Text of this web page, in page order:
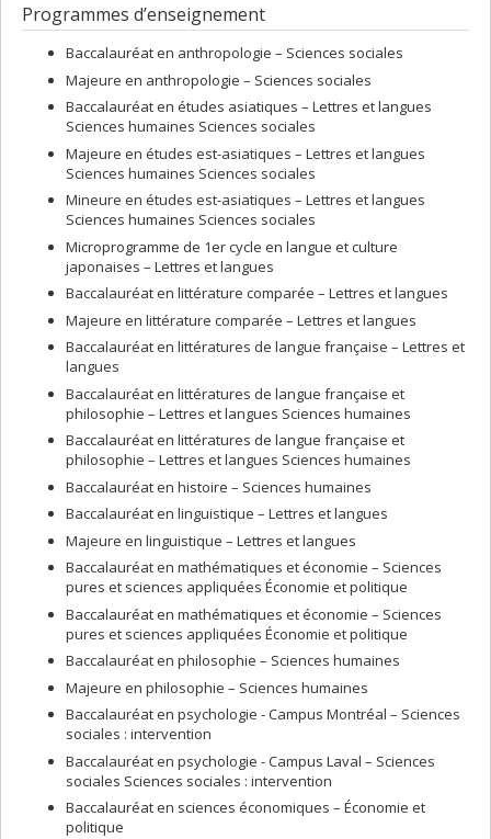
Programmes d’enseignement
Baccalauréat en anthropologie – Sciences sociales
Majeure en anthropologie – Sciences sociales
Baccalauréat en études asiatiques – Lettres et langues
Sciences humaines Sciences sociales
Majeure en études est-asiatiques – Lettres et langues
Sciences humaines Sciences sociales
Mineure en études est-asiatiques – Lettres et langues
Sciences humaines Sciences sociales
Microprogramme de 1er cycle en langue et culture
japonaises – Lettres et langues
Baccalauréat en littérature comparée – Lettres et langues
Majeure en littérature comparée – Lettres et langues
Baccalauréat en littératures de langue française – Lettres et
langues
Baccalauréat en littératures de langue française et
philosophie – Lettres et langues Sciences humaines
Baccalauréat en littératures de langue française et
philosophie – Lettres et langues Sciences humaines
Baccalauréat en histoire – Sciences humaines
Baccalauréat en linguistique – Lettres et langues
Majeure en linguistique – Lettres et langues
Baccalauréat en mathématiques et économie – Sciences
pures et sciences appliquées Économie et politique
Baccalauréat en mathématiques et économie – Sciences
pures et sciences appliquées Économie et politique
Baccalauréat en philosophie – Sciences humaines
Majeure en philosophie – Sciences humaines
Baccalauréat en psychologie - Campus Montréal – Sciences
sociales : intervention
Baccalauréat en psychologie - Campus Laval – Sciences
sociales Sciences sociales : intervention
Baccalauréat en sciences économiques – Économie et
politique